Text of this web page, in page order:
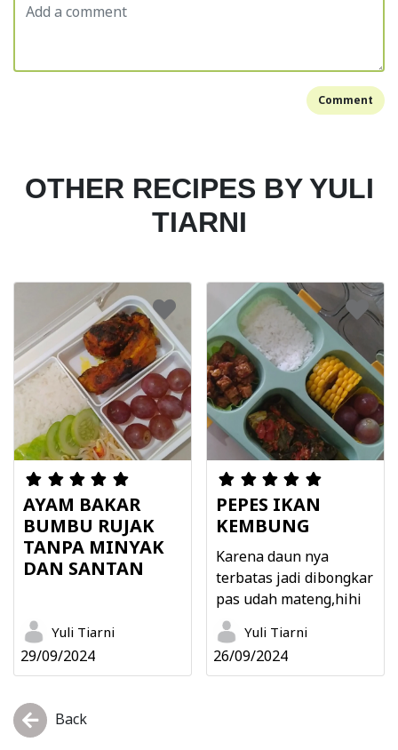
Comment
OTHER RECIPES BY YULI
TIARNI
AYAM BAKAR
BUMBU RUJAK
TANPA MINYAK
DAN SANTAN
Yuli Tiarni
29/09/2024
PEPES IKAN
KEMBUNG
Karena daun nya
terbatas jadi dibongkar
pas udah mateng,hihi
Yuli Tiarni
26/09/2024
Back